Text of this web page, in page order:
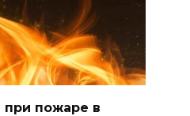
при пожаре в